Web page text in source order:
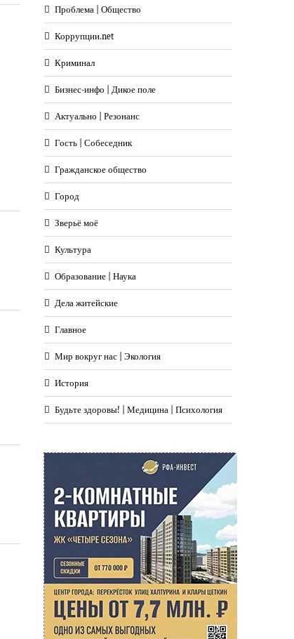
Проблема | Общество
Коррупции.net
Криминал
Бизнес-инфо | Дикое поле
Актуально | Резонанс
Гость | Собеседник
Гражданское общество
Город
Зверьё моё
Культура
Образование | Наука
Дела житейские
Главное
Мир вокруг нас | Экология
История
Будьте здоровы! | Медицина | Психология